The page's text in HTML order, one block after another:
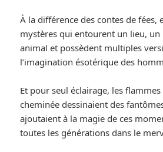
À la différence des contes de fées,
mystères qui entourent un lieu,
animal et possèdent multiples
l’imagination ésotérique des
Et pour seul éclairage, les
cheminée dessinaient des
ajoutaient à la magie de ces
toutes les générations dans le